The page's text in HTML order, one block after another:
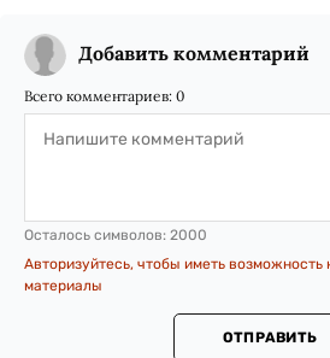
Добавить комментарий
Всего комментариев: 0
Осталось символов: 2000
Авторизуйтесь, чтобы иметь возможность
материалы
ОТПРАВИТЬ